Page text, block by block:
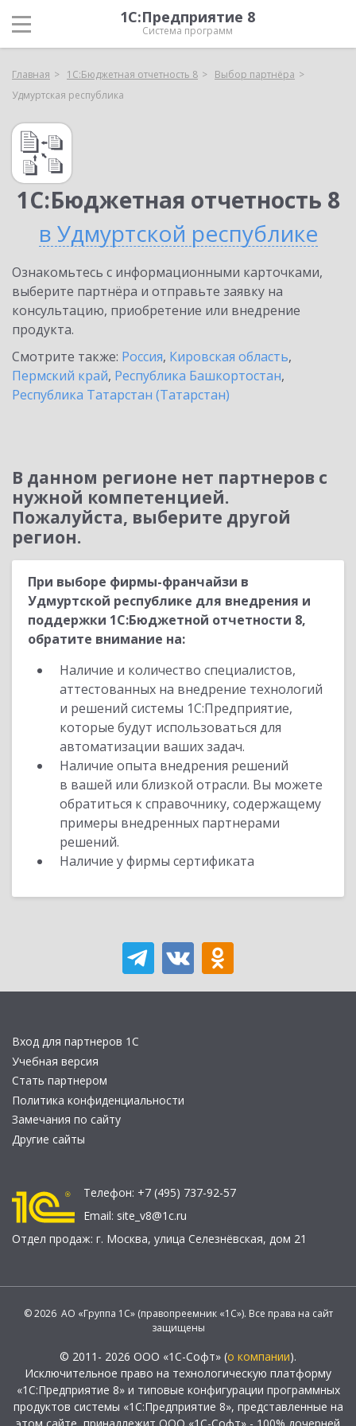
1С:Предприятие 8
Система программ
Главная 1С:Бюджетная отчетность 8
Выбор партнёра
Удмуртская республика
1С:Бюджетная отчетность 8
в Удмуртской республике
Ознакомьтесь с информационными карточками,
выберите партнёра и отправьте заявку на
консультацию, приобретение или внедрение
продукта.
Смотрите также: Россия, Кировская область,
Пермский край, Республика Башкортостан,
Республика Татарстан (Татарстан)
В данном регионе нет партнеров с
нужной компетенцией.
Пожалуйста, выберите другой
регион.
При выборе фирмы-франчайзи в
Удмуртской республике для внедрения и
поддержки 1С:Бюджетной отчетности 8,
обратите внимание на:
Наличие и количество специалистов,
аттестованных на внедрение технологий
и решений системы 1С:Предприятие,
которые будут использоваться для
автоматизации ваших задач.
Наличие опыта внедрения решений
в вашей или близкой отрасли. Вы можете
обратиться к справочнику, содержащему
примеры внедренных партнерами
решений.
Наличие у фирмы сертификата
Вход для партнеров 1С
Учебная версия
Стать партнером
Политика конфиденциальности
Замечания по сайту
Другие сайты
Телефон: +7 (495) 737-92-57
Email: site_v8@1c.ru
Отдел продаж: г. Москва, улица Селезнёвская, дом 21
© 2026 АО «Группа 1С» (правопреемник «1С»). Все права на сайт
защищены
© 2011- 2026 ООО «1С-Софт» (о компании).
Исключительное право на технологическую платформу
«1С:Предприятие 8» и типовые конфигурации программных
продуктов системы «1С:Предприятие 8», представленные на